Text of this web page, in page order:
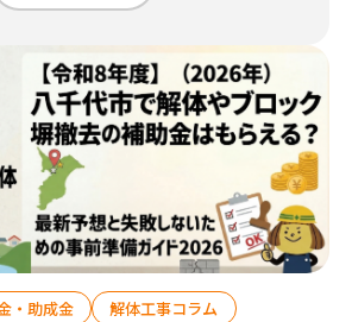
来店予約
・助成金 解体工事コラム